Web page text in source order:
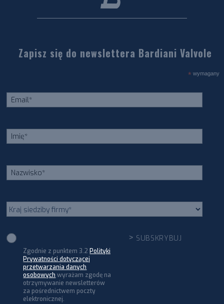
Zapisz się do newslettera Bardiani Valvole
* wymagany
Zgodnie z punktem 3.2Polityki
Prywatności dotyczącej
przetwarzania danych
osobowych wyrażam zgodę na
otrzymywanie newsletterów
za pośrednictwem poczty
elektronicznej.